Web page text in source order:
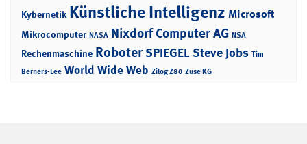
Kybernetik Künstliche Intelligenz Microsoft
Mikrocomputer NASA Nixdorf Computer AG NSA
Rechenmaschine RoboterSPIEGELSteve Jobs Tim
Berners-Lee World Wide Web Zilog Z80 Zuse KG